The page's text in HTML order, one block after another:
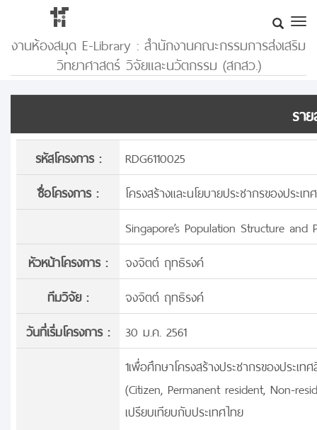
งานห้องสมุด E-Library : สำนักงานคณะกรรมการส่งเสริม
วิทยาศาสตร์ วิจัยและนวัตกรรม (สกสว.)
รา
รหัสโครงการ :
RDG6110025
ชื่อโครงการ :
โครงสร้างและนโยบายประชากรของประ
Singapore’s Population Structure
หัวหน้าโครงการ :
จงจิตต์ ฤทธิรงค์
ทีมวิจัย :
จงจิตต์ ฤทธิรงค์
วันที่เริ่มโครงการ :
30 ม.ค. 2561
1เพื่อศึกษาโครงสร้างประชากรของประเ
(Citizen, Permanent resident, Non-
เปรียบเทียบกับประเทศไทย